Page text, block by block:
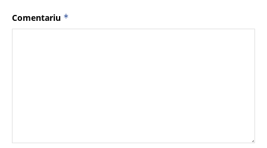
Comentariu *